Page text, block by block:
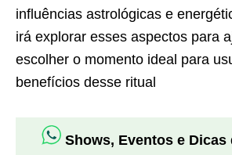
influências astrológicas e
irá explorar esses aspectos para
escolher o momento ideal para
benefícios desse ritual
Shows, Eventos e Dicas